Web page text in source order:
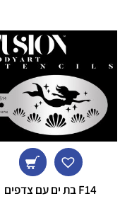
F14 בת ים עם צדפים